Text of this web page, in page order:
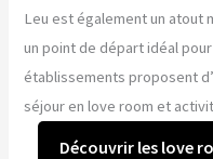
Leu est également un atout
un point de départ idéal
établissements proposent
séjour en love room et
Découvrir les love